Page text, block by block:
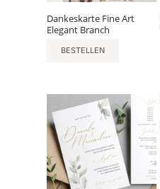
Dankeskarte Fine Art
Elegant Branch
BESTELLEN